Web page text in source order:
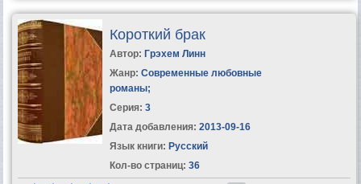
Короткий брак
Автор: Грэхем Линн
Жанр: Современные любовные
романы;
Серия: 3
Дата добавления: 2013-09-16
Язык книги: Русский
Кол-во страниц: 36